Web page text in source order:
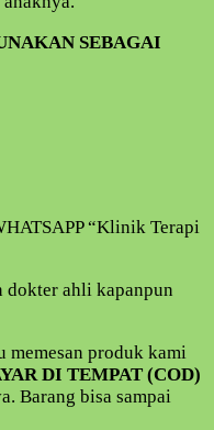
SEBAGAI
“Klinik Terapi
dokter ahli kapanpun
memesan produk kami
DI TEMPAT (COD)
Barang bisa sampai